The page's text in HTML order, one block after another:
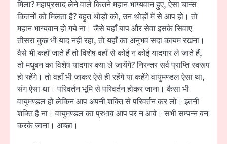
मिला? महाप्रसाद लेने वाले कितने महान भाग्यवान हुए, ऐसा चान्स
कितनों को मिलता है? बहुत थोड़ों को, उन थोड़ों में से आप हो। तो
महान भाग्यवान हो गये ना। जैसे यहाँ बाप और सेवा इसके सिवाए
तीसरा कुछ भी याद नहीं रहा, तो यहाँ का अनुभव सदा कायम रखना।
वैसे भी कहाँ जाते हैं तो विशेष वहाँ से कोई न कोई यादगार ले जाते हैं,
तो मधुबन का विशेष यादगार क्या ले जायेंगे? निरन्तर सर्व प्राप्ति स्वरूप
हो रहेंगे। तो वहाँ भी जाकर ऐसे ही रहेंगे या कहेंगे वायुमण्डल ऐसा था,
संग ऐसा था। परिवर्तन भूमि से परिवर्तन होकर जाना। कैसा भी
वायुमण्डल हो लेकिन आप अपनी शक्ति से परिवर्तन कर लो। इतनी
शक्ति है ना। वायुमण्डल का प्रभाव आप पर न आवे। सभी सम्पन्न बन
करके जाना। अच्छा।